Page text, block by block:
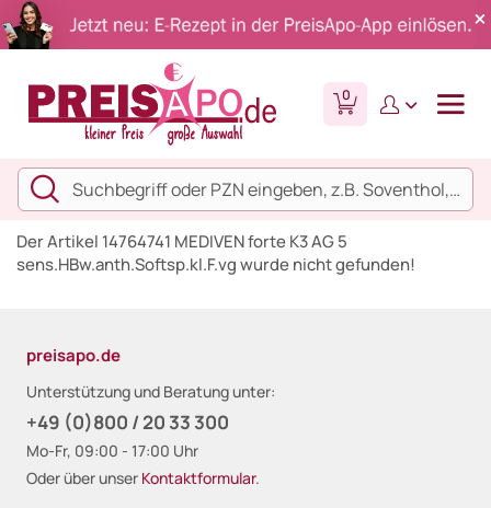
0
Der Artikel 14764741 MEDIVEN forte K3 AG 5
sens.HBw.anth.Softsp.kl.F.vg wurde nicht gefunden!
preisapo.de
Unterstützung und Beratung unter:
+49 (0)800 / 20 33 300
Mo-Fr, 09:00 - 17:00 Uhr
Oder über unser Kontaktformular.